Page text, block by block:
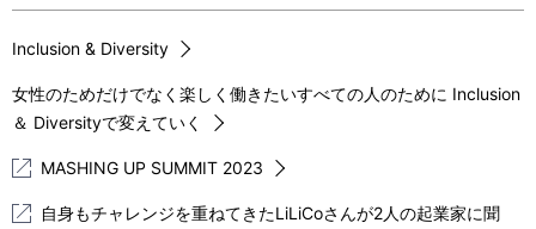
Inclusion & Diversity
女性のためだけでなく楽しく働きたいすべての人のために Inclusion
＆ Diversityで変えていく
MASHING UP SUMMIT 2023
自身もチャレンジを重ねてきたLiLiCoさんが2人の起業家に聞